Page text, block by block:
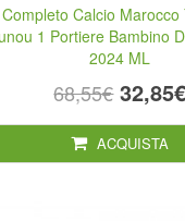
Completo Calcio Marocco
1 Portiere Bambino
2024 ML
68,55€ 32,85€
ACQUISTA